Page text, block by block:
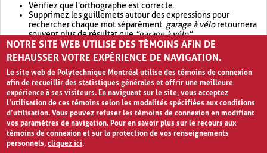
Vérifiez que l'orthographe est correcte.
Supprimez les guillemets autour des expressions pour
rechercher chaque mot séparément. garage à véloretournera
souvent plus de résultat que"garage à vélo".
Envisagez d'élargir votre recherche avec OR.garage OR vélo
retournera souvent plus de résultat quegarage à vélo
NOTRE SITE WEB UTILISE DES TÉMOINS AFIN DE
REHAUSSER VOTRE EXPÉRIENCE DE NAVIGATION.
Le site web de Polytechnique Montréal utilise des témoins de connexion
afin de recueillir des statistiques générales et offrir une meilleure
expérience à ses visiteurs. En naviguant sur le site, vous acceptez
l’utilisation de ces témoins selon les modalités spécifiées aux conditions
d’utilisation. Vous pouvez refuser les témoins de connexion en modifiant
vos paramètres de navigation. Pour en savoir plus sur le recours aux
témoins de connexion et sur la protection de vos renseignements
personnels,cliquez ici.